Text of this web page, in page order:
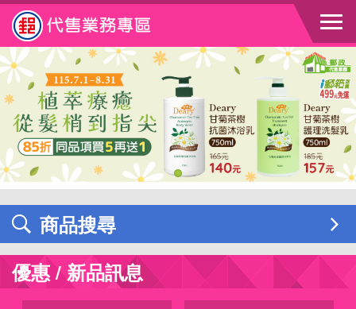
跳到主要內容區塊
商品搜尋
優惠 / 新品訊息